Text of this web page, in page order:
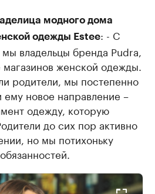
модного дома
одежды Estee: - С
владельцы бренда Pudra,
магазинов женской одежды.
родители, мы постепенно
новое направление –
одежду, которую
до сих пор активно
но мы потихоньку